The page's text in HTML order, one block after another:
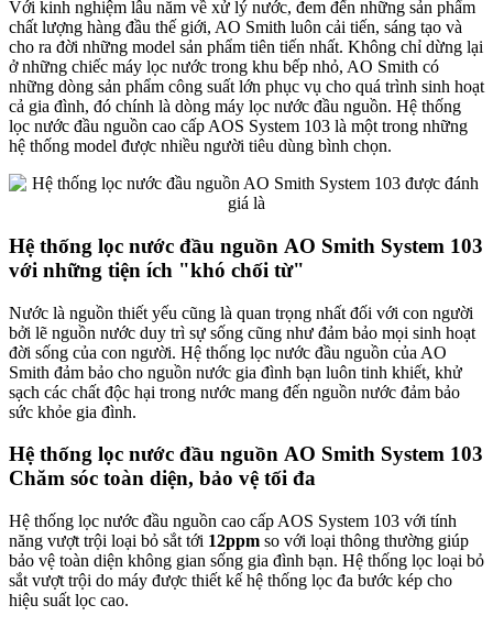
Với kinh nghiệm lâu năm về xử lý nước, đem đến những sản phẩm
chất lượng hàng đầu thế giới, AO Smith luôn cải tiến, sáng tạo và
cho ra đời những model sản phẩm tiên tiến nhất. Không chỉ dừng lại
ở những chiếc máy lọc nước trong khu bếp nhỏ, AO Smith có
những dòng sản phẩm công suất lớn phục vụ cho quá trình sinh hoạt
cả gia đình, đó chính là dòng máy lọc nước đầu nguồn. Hệ thống
lọc nước đầu nguồn cao cấp AOS System 103 là một trong những
hệ thống model được nhiều người tiêu dùng bình chọn.
Hệ thống lọc nước đầu nguồn AO Smith System 103
với những tiện ích "khó chối từ"
Nước là nguồn thiết yếu cũng là quan trọng nhất đối với con người
bởi lẽ nguồn nước duy trì sự sống cũng như đảm bảo mọi sinh hoạt
đời sống của con người. Hệ thống lọc nước đầu nguồn của AO
Smith đảm bảo cho nguồn nước gia đình bạn luôn tinh khiết, khử
sạch các chất độc hại trong nước mang đến nguồn nước đảm bảo
sức khỏe gia đình.
Hệ thống lọc nước đầu nguồn AO Smith System 103
Chăm sóc toàn diện, bảo vệ tối đa
Hệ thống lọc nước đầu nguồn cao cấp AOS System 103 với tính
năng vượt trội loại bỏ sắt tới 12ppm so với loại thông thường giúp
bảo vệ toàn diện không gian sống gia đình bạn. Hệ thống lọc loại bỏ
sắt vượt trội do máy được thiết kế hệ thống lọc đa bước kép cho
hiệu suất lọc cao.